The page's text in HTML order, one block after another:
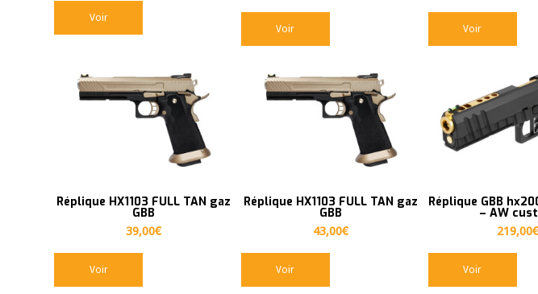
Voir
Voir Voir
Réplique HX1103 FULL TAN gaz
GBB
39,00€
Voir
Réplique HX1103 FULL TAN gaz
GBB
43,00€
Voir
Réplique GBB
– AW
219,00€
Voir